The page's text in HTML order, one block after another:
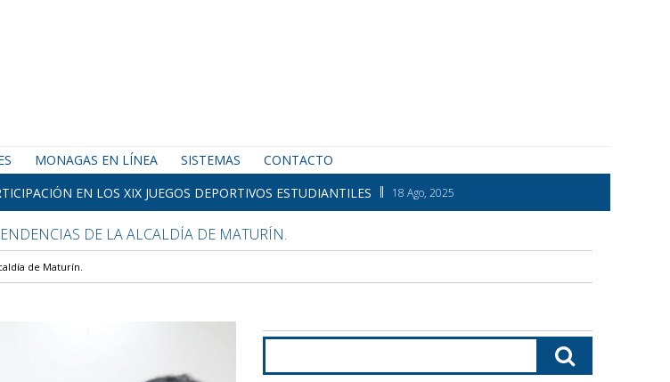
MONAGAS EN LÍNEA SISTEMAS CONTACTO
18 Ago, 2025
EN LOS XIX JUEGOS DEPORTIVOS ESTUDIANTILES
DE LA ALCALDÍA DE MATURÍN.
de Maturín.